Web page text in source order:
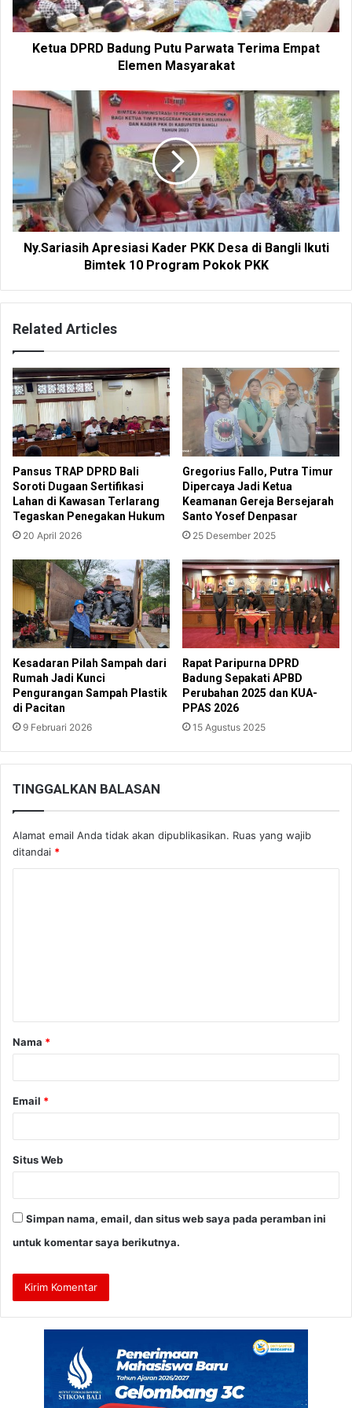
Ketua DPRD Badung Putu Parwata Terima Empat
Elemen Masyarakat
Ny.Sariasih Apresiasi Kader PKK Desa di Bangli Ikuti
Bimtek 10 Program Pokok PKK
Related Articles
Pansus TRAP DPRD Bali
Soroti Dugaan Sertifikasi
Lahan di Kawasan Terlarang
Tegaskan Penegakan Hukum
20 April 2026
Gregorius Fallo, Putra Timur
Dipercaya Jadi Ketua
Keamanan Gereja Bersejarah
Santo Yosef Denpasar
25 Desember 2025
Kesadaran Pilah Sampah dari
Rumah Jadi Kunci
Pengurangan Sampah Plastik
di Pacitan
9 Februari 2026
Rapat Paripurna DPRD
Badung Sepakati APBD
Perubahan 2025 dan KUA-
PPAS 2026
15 Agustus 2025
TINGGALKAN BALASAN
Alamat email Anda tidak akan dipublikasikan. Ruas yang wajib
ditandai *
a
r
Nama *
Email *
Situs Web
Simpan nama, email, dan situs web saya pada peramban ini
untuk komentar saya berikutnya.